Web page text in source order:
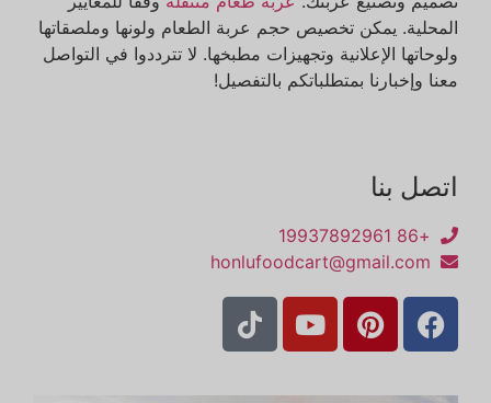
المحلية. يمكن تخصيص حجم عربة الطعام ولونها وملصقاتها
ولوحاتها الإعلانية وتجهيزات مطبخها. لا تترددوا في التواصل
معنا وإخبارنا بمتطلباتكم بالتفصيل!
اتصل بنا
+86 19937892961
honlufoodcart@gmail.com